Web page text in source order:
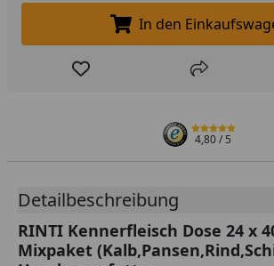
In den
In den
Produkt zur Wunschliste
Teilen
4,80/ 5
Detailbeschreibung
RINTI Kennerfleisch Dose 24 x
Mixpaket